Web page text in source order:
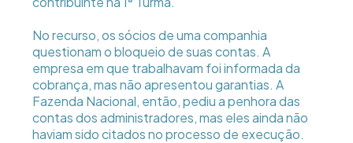
No recurso, os sócios de uma companhia
questionam o bloqueio de suas contas. A
empresa em que trabalhavam foi informada da
cobrança, mas não apresentou garantias. A
Fazenda Nacional, então, pediu a penhora das
contas dos administradores, mas eles ainda não
haviam sido citados no processo de execução.